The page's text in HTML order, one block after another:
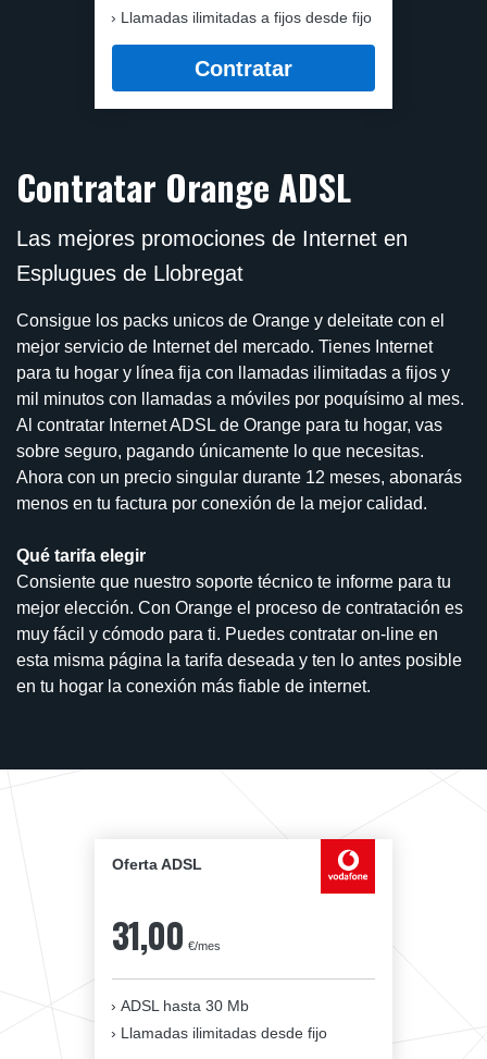
Llamadas ilimitadas a fijos desde fijo
Contratar
Contratar Orange ADSL
Las mejores promociones de Internet en
Esplugues de Llobregat
Consigue los packs unicos de Orange y deleitate con el
mejor servicio de Internet del mercado. Tienes Internet
para tu hogar y línea fija con llamadas ilimitadas a fijos y
mil minutos con llamadas a móviles por poquísimo al mes.
Al contratar Internet ADSL de Orange para tu hogar, vas
sobre seguro, pagando únicamente lo que necesitas.
Ahora con un precio singular durante 12 meses, abonarás
menos en tu factura por conexión de la mejor calidad.
Qué tarifa elegir
Consiente que nuestro soporte técnico te informe para tu
mejor elección. Con Orange el proceso de contratación es
muy fácil y cómodo para ti. Puedes contratar on-line en
esta misma página la tarifa deseada y ten lo antes posible
en tu hogar la conexión más fiable de internet.
Oferta ADSL
31,00 €/mes
ADSL hasta 30 Mb
Llamadas ilimitadas desde fijo